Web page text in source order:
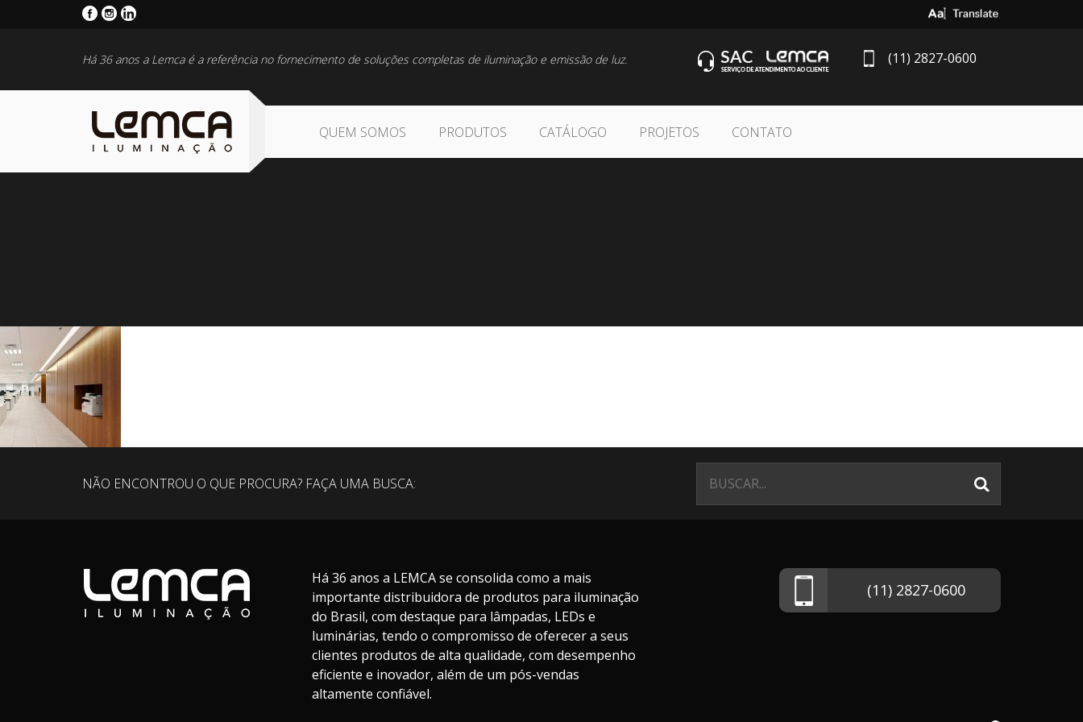
Select Language
Há 36 anos a Lemca é a referência no fornecimento de soluções completas de iluminação e emissão de luz. (11) 2827-0600
QUEM SOMOS PRODUTOS CATÁLOGO PROJETOS CONTATO
NÃO ENCONTROU O QUE PROCURA? FAÇA UMA BUSCA:
Há 36 anos a LEMCA se consolida como a mais
importante distribuidora de produtos para iluminação
do Brasil, com destaque para lâmpadas, LEDs e
luminárias, tendo o compromisso de oferecer a seus
clientes produtos de alta qualidade, com desempenho
eficiente e inovador, além de um pós-vendas
altamente confiável.
(11) 2827-0600